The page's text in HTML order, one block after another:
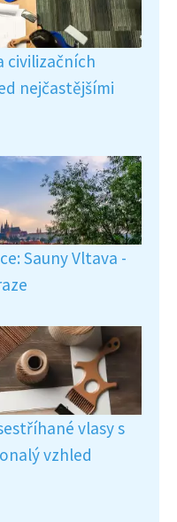
civilizačních
nejčastějšími
Sauny Vltava -
vlasy s
vzhled